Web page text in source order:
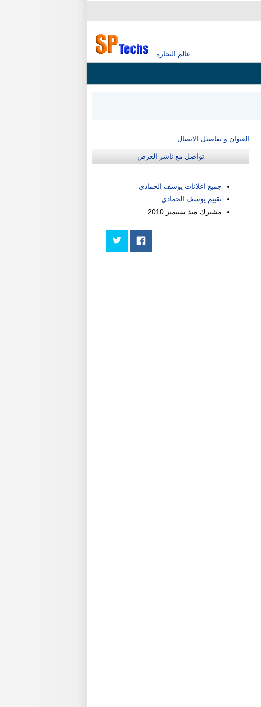
عالم التجارة
العنوان و تفاصيل الاتصال
تواصل مع ناشر العرض
جميع اعلانات يوسف الحمادي
تقييم يوسف الحمادي
مشترك منذ سبتمبر 2010